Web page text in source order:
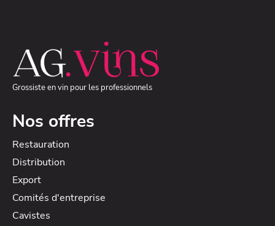
Grossiste en vin pour les professionnels
Nos offres
Restauration
Distribution
Export
Comités d'entreprise
Cavistes